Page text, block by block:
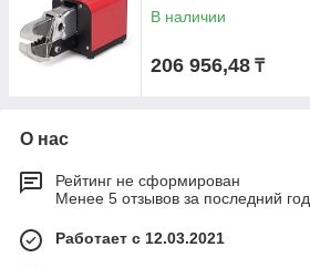
В наличии
206 956,48 ₸
О нас
Рейтинг не сформирован
Менее 5 отзывов за последний год
Работает с 12.03.2021